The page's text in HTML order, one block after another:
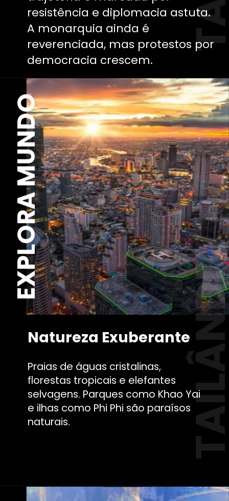
resistência e diplomacia astuta.
A monarquia ainda é
reverenciada, mas protestos por
democracia crescem.
Natureza Exuberante
Praias de águas cristalinas,
florestas tropicais e elefantes
selvagens. Parques como Khao Yai
e ilhas como Phi Phi são paraísos
naturais.
EXPLORA MUNDO